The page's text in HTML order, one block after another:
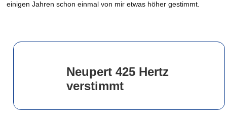
einigen Jahren schon einmal von mir etwas höher gestimmt.
Neupert 425 Hertz
verstimmt